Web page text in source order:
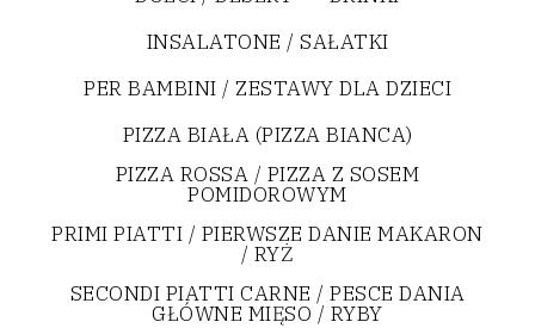
INSALATONE / SAŁATKI
PER BAMBINI / ZESTAWY DLA DZIECI
PIZZA BIAŁA (PIZZA BIANCA)
PIZZA ROSSA / PIZZA Z SOSEM
POMIDOROWYM
PRIMI PIATTI / PIERWSZE DANIE MAKARON
/ RYŻ
SECONDI PIATTI CARNE / PESCE DANIA
GŁÓWNE MIĘSO / RYBY